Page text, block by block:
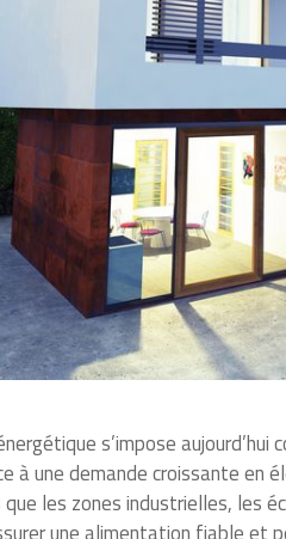
s’impose
à une demande croissante en
les zones industrielles, les